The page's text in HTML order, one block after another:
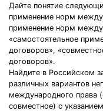
Дайте понятие
применение норм
применение норм
«самостоятельное
договоров»,
договоров».
Найдите в Российском
различных вариантов
международного права
совместное) с